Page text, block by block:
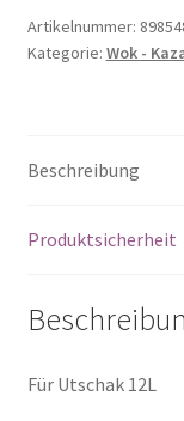
Grill-
Pfanne-
15L,
ca.
Utschak
Menge
Artikelnummer:
Kategorie: Wok -
Beschreibung
Produktsicherheit
Für Utschak 12L